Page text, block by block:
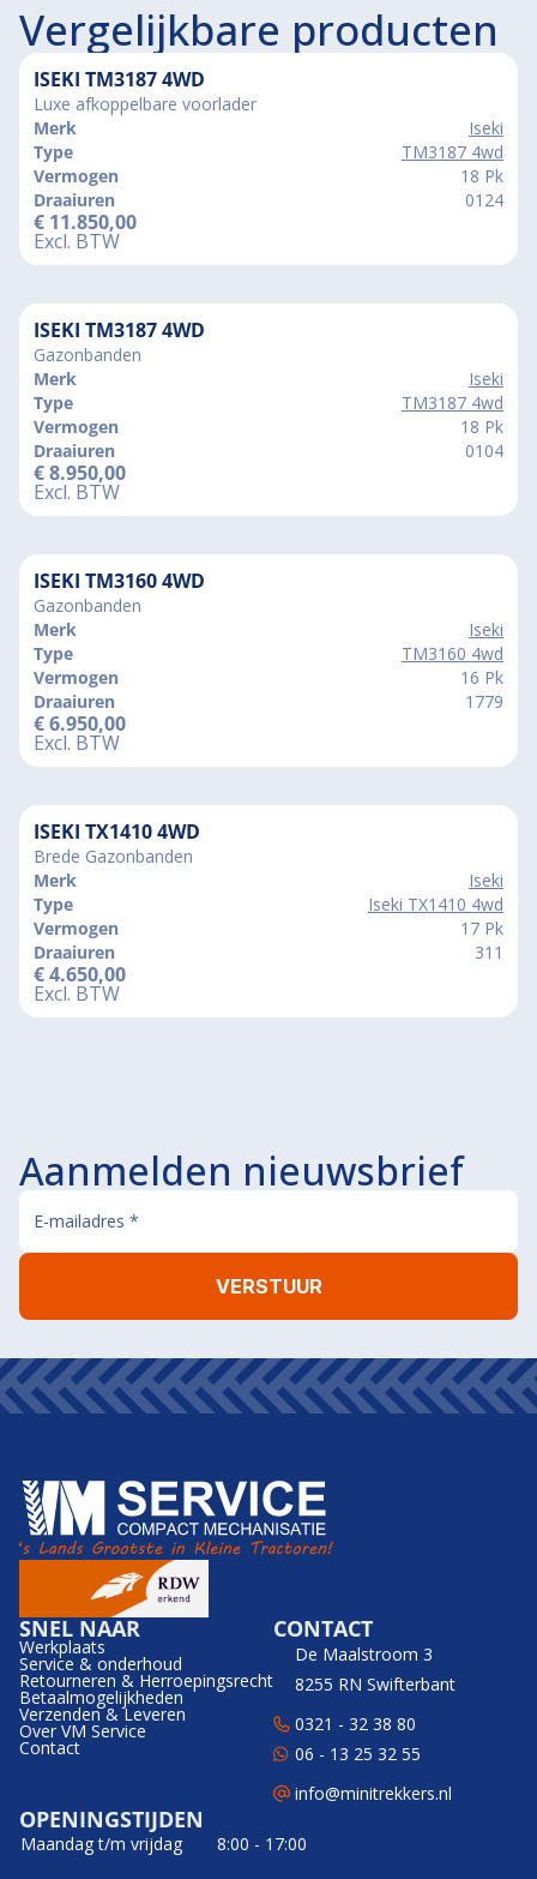
Vergelijkbare producten
ISEKI TM3187 4WD
Luxe afkoppelbare voorlader
Merk
Iseki
Type
TM3187 4wd
Vermogen
18 Pk
Draaiuren
0124
€ 11.850,00
Excl. BTW
ISEKI TM3187 4WD
Gazonbanden
Merk
Iseki
Type
TM3187 4wd
Vermogen
18 Pk
Draaiuren
0104
€8.950,00
Excl. BTW
ISEKI TM3160 4WD
Gazonbanden
Merk
Iseki
Type
TM3160 4wd
Vermogen
16 Pk
Draaiuren
1779
€6.950,00
Excl. BTW
ISEKI TX1410 4WD
Brede Gazonbanden
Merk
Iseki
Type
Iseki TX1410 4wd
Vermogen
17 Pk
Draaiuren
311
€4.650,00
Excl. BTW
Aanmelden nieuwsbrief
SNEL NAAR
Werkplaats
Service & onderhoud
Retourneren & Herroepingsrecht
Betaalmogelijkheden
Verzenden & Leveren
Over VM Service
Contact
CONTACT
De Maalstroom 3
8255 RN Swifterbant
0321 - 32 38 80
06 - 13 25 32 55
info@minitrekkers.nl
OPENINGSTIJDEN
Maandag t/m vrijdag
8:00 - 17:00